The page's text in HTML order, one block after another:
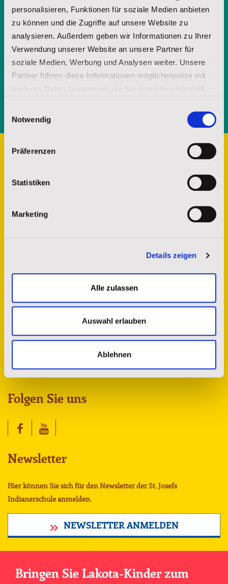
personalisieren, Funktionen für soziale Medien anbieten
zu können und die Zugriffe auf unsere Website zu
analysieren. Außerdem geben wir Informationen zu Ihrer
Verwendung unserer Website an unsere Partner für
soziale Medien, Werbung und Analysen weiter. Unsere
Partner führen diese Informationen möglicherweise mit
gesammelt haben.
Notwendig
Präferenzen
Statistiken
Marketing
Details zeigen
Alle zulassen
Auswahl erlauben
Ablehnen
Mit Ihrer jederzeit - etwa über spenderservice@stjosefs.de - widerruflichen
unsere Arbeit und die Möglichkeit uns durch Spenden zu unterstützen.
ANFORDERN
Sprendlinger Landstr. 180
63069 Offenbach am Main
spenderservice@stjosefs.de
Folgen Sie uns
Newsletter
Hier können Sie sich für den Newsletter der St. Josefs
Indianerschule anmelden.
NEWSLETTER ANMELDEN
Bringen Sie Lakota-Kinder zum